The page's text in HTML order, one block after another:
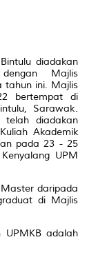
diadakan
Majlis
tahun ini. Majlis
bertempat di
Sarawak.
telah diadakan
Akademik
pada 23 - 25
UPM
daripada
di Majlis
UPMKB adalah